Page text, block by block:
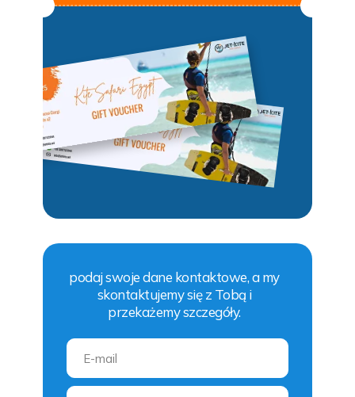
podaj swoje dane kontaktowe, a my
skontaktujemy się z Tobą i
przekażemy szczegóły.